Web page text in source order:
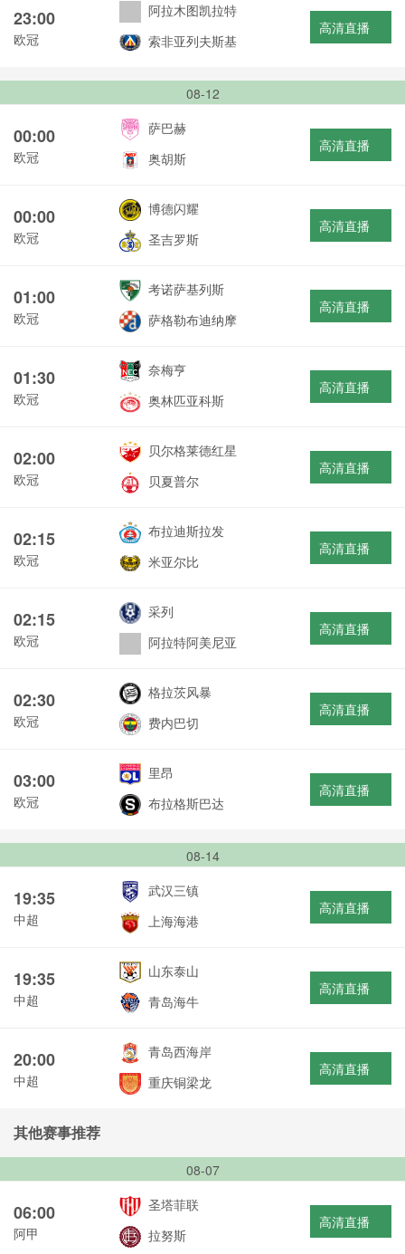
23:00
欧冠
阿拉木图凯拉特
索非亚列夫斯基
高清直播
08-12
00:00
欧冠
萨巴赫
奥胡斯
高清直播
00:00
欧冠
博德闪耀
圣吉罗斯
高清直播
01:00
欧冠
考诺萨基列斯
萨格勒布迪纳摩
高清直播
01:30
欧冠
奈梅亨
奥林匹亚科斯
高清直播
02:00
欧冠
贝尔格莱德红星
贝夏普尔
高清直播
02:15
欧冠
布拉迪斯拉发
米亚尔比
高清直播
02:15
欧冠
采列
阿拉特阿美尼亚
高清直播
02:30
欧冠
格拉茨风暴
费内巴切
高清直播
03:00
欧冠
里昂
布拉格斯巴达
高清直播
08-14
19:35
中超
武汉三镇
上海海港
高清直播
19:35
中超
山东泰山
青岛海牛
高清直播
20:00
中超
青岛西海岸
重庆铜梁龙
高清直播
其他赛事推荐
08-07
06:00
阿甲
圣塔菲联
拉努斯
高清直播